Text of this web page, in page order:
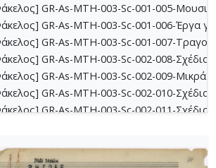
GR-As-MTH-003-Sc-001-005-
GR-As-MTH-003-Sc-001-006-Έργα
GR-As-MTH-003-Sc-001-007-
GR-As-MTH-003-Sc-002-008-
GR-As-MTH-003-Sc-002-009-Μικρά
GR-As-MTH-003-Sc-002-010-
GR-As-MTH-003-Sc-002-011-
GR-As-MTH-003-Sc-003-014-